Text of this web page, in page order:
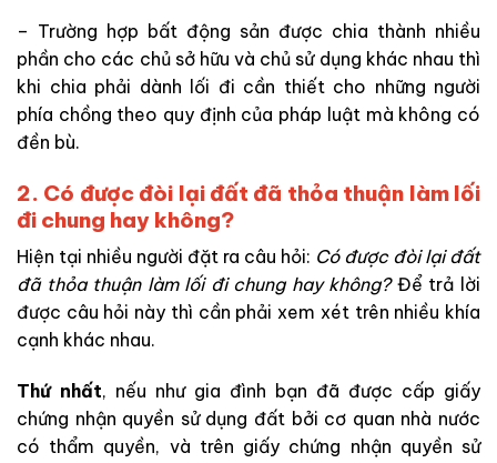
– Trường hợp bất động sản được chia thành nhiều
phần cho các chủ sở hữu và chủ sử dụng khác nhau thì
khi chia phải dành lối đi cần thiết cho những người
phía chồng theo quy định của pháp luật mà không có
đền bù.
2. Có được đòi lại đất đã thỏa thuận làm lối
đi chung hay không?
Hiện tại nhiều người đặt ra câu hỏi: Có được đòi lại đất
đã thỏa thuận làm lối đi chung hay không?Để trả lời
được câu hỏi này thì cần phải xem xét trên nhiều khía
cạnh khác nhau.
Thứ nhất, nếu như gia đình bạn đã được cấp giấy
chứng nhận quyền sử dụng đất bởi cơ quan nhà nước
có thẩm quyền, và trên giấy chứng nhận quyền sử